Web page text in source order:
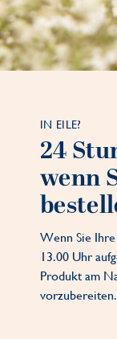
IN EILE?
24
wenn
Wenn Sie
13.00 Uhr
Produkt am
vorzubereiten.